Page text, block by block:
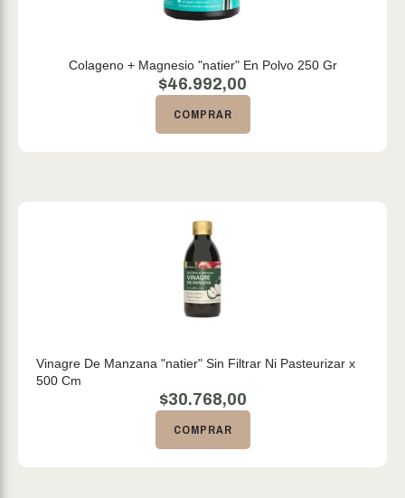
Colageno + Magnesio "natier" En Polvo 250 Gr
$46.992,00
COMPRAR
Vinagre De Manzana "natier" Sin Filtrar Ni Pasteurizar x
500 Cm
$30.768,00
COMPRAR